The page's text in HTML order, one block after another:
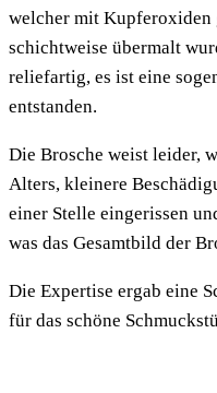
welcher mit Kupferoxiden
schichtweise übermalt
reliefartig, es ist eine
entstanden.
Die Brosche weist leider,
Alters, kleinere
einer Stelle eingerissen
was das Gesamtbild der
Die Expertise ergab eine
für das schöne